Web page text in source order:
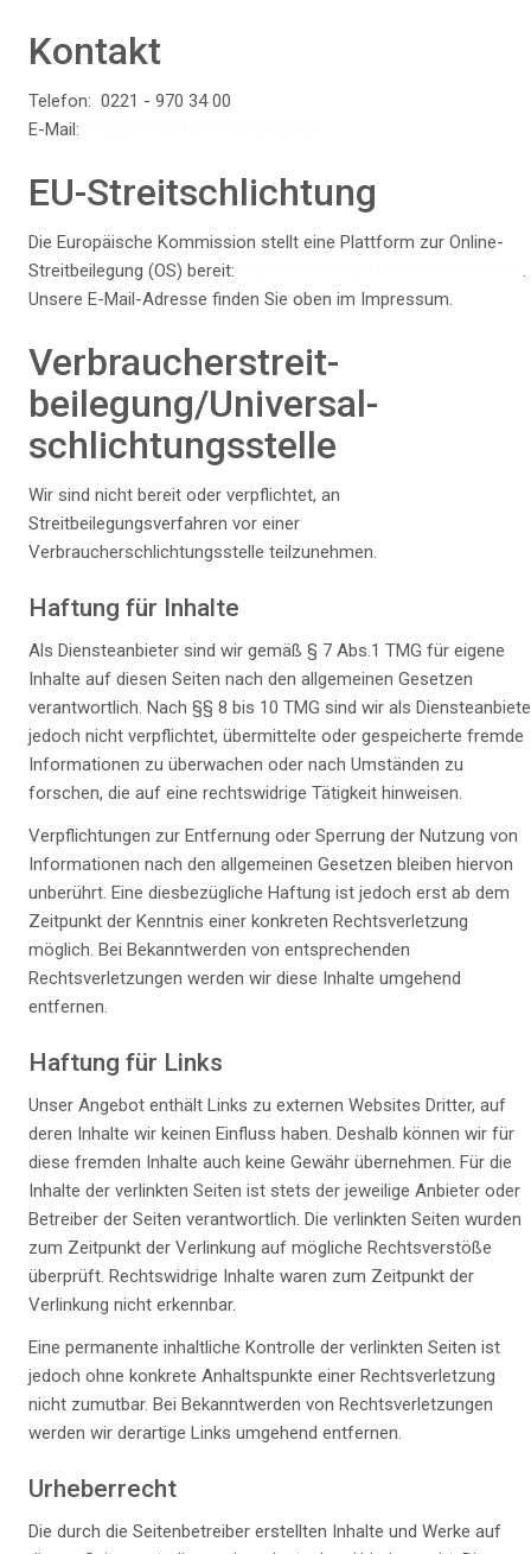
Kontakt
Telefon: 0221 - 970 34 00
E-Mail:
EU-Streitschlichtung
Die Europäische Kommission stellt eine Plattform zur Online-
Streitbeilegung (OS) bereit:
.
Unsere E-Mail-Adresse finden Sie oben im Impressum.
Verbraucher­streit­
beilegung/Universal­
schlichtungs­stelle
Wir sind nicht bereit oder verpflichtet, an
Streitbeilegungsverfahren vor einer
Verbraucherschlichtungsstelle teilzunehmen.
Haftung für Inhalte
Als Diensteanbieter sind wir gemäß § 7 Abs.1 TMG für eigene
Inhalte auf diesen Seiten nach den allgemeinen Gesetzen
verantwortlich. Nach §§ 8 bis 10 TMG sind wir als
jedoch nicht verpflichtet, übermittelte oder gespeicherte fremde
Informationen zu überwachen oder nach Umständen zu
forschen, die auf eine rechtswidrige Tätigkeit hinweisen.
Verpflichtungen zur Entfernung oder Sperrung der Nutzung von
Informationen nach den allgemeinen Gesetzen bleiben hiervon
unberührt. Eine diesbezügliche Haftung ist jedoch erst ab dem
Zeitpunkt der Kenntnis einer konkreten Rechtsverletzung
möglich. Bei Bekanntwerden von entsprechenden
Rechtsverletzungen werden wir diese Inhalte umgehend
entfernen.
Haftung für Links
Unser Angebot enthält Links zu externen Websites Dritter, auf
deren Inhalte wir keinen Einfluss haben. Deshalb können wir für
diese fremden Inhalte auch keine Gewähr übernehmen. Für die
Inhalte der verlinkten Seiten ist stets der jeweilige Anbieter oder
Betreiber der Seiten verantwortlich. Die verlinkten Seiten wurden
zum Zeitpunkt der Verlinkung auf mögliche Rechtsverstöße
überprüft. Rechtswidrige Inhalte waren zum Zeitpunkt der
Verlinkung nicht erkennbar.
Eine permanente inhaltliche Kontrolle der verlinkten Seiten ist
jedoch ohne konkrete Anhaltspunkte einer Rechtsverletzung
nicht zumutbar. Bei Bekanntwerden von Rechtsverletzungen
werden wir derartige Links umgehend entfernen.
Urheberrecht
Die durch die Seitenbetreiber erstellten Inhalte und Werke auf